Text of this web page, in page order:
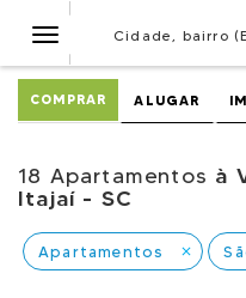
NavegaçãoCidade, bairro
COMPRAR ALUGAR
18 Apartamentos à
Itajaí - SC
Apartamentos close